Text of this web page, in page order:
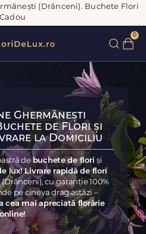
(Drănceni). Buchete Flori
Cadou
0
Ghermănești
de Flori și
la Domiciliu
de buchete de floriși
lux! Livrare rapidă de flori
cu garanție 100%
pe cineva drag astăzi –
cea mai apreciată florărie
online!